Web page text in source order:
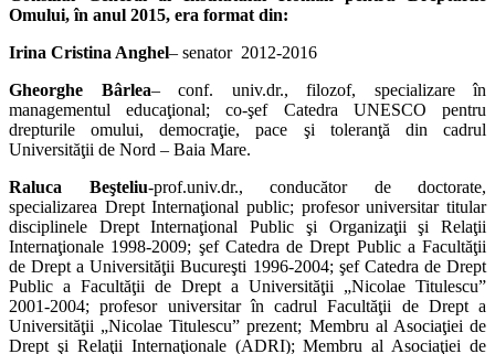
Omului, în anul 2015, era format din:
Irina Cristina Anghel– senator 2012-2016
Gheorghe Bârlea– conf. univ.dr., filozof, specializare în
managementul educaţional; co-şef Catedra UNESCO pentru
drepturile omului, democraţie, pace şi toleranţă din cadrul
Universităţii de Nord – Baia Mare.
Raluca Beşteliu-prof.univ.dr., conducător de doctorate,
specializarea Drept Internaţional public; profesor universitar titular
disciplinele Drept Internaţional Public şi Organizaţii şi Relaţii
Internaţionale 1998-2009; şef Catedra de Drept Public a Facultăţii
de Drept a Universităţii Bucureşti 1996-2004; şef Catedra de Drept
Public a Facultăţii de Drept a Universităţii „Nicolae Titulescu”
2001-2004; profesor universitar în cadrul Facultăţii de Drept a
Universităţii „Nicolae Titulescu” prezent; Membru al Asociaţiei de
Drept şi Relaţii Internaţionale (ADRI); Membru al Asociaţiei de